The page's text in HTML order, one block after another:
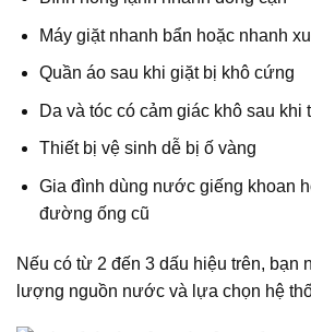
Máy giặt nhanh bẩn hoặc nhanh
Quần áo sau khi giặt bị khô cứng
Da và tóc có cảm giác khô sau khi
Thiết bị vệ sinh dễ bị ố vàng
Gia đình dùng nước giếng khoan
đường ống cũ
Nếu có từ 2 đến 3 dấu hiệu trên, bạn
lượng nguồn nước và lựa chọn hệ